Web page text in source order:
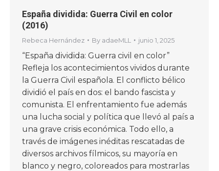
España dividida: Guerra Civil en color
(2016)
Rebeca Hernández By adaeMLL junio 1, 2025
“España dividida: Guerra civil en color”
Refleja los acontecimientos vividos durante
la Guerra Civil española. El conflicto bélico
dividió el país en dos: el bando fascista y
comunista. El enfrentamiento fue además
una lucha social y política que llevó al país a
una grave crisis económica. Todo ello, a
través de imágenes inéditas rescatadas de
diversos archivos fílmicos, su mayoría en
blanco y negro, coloreados para mostrarlas